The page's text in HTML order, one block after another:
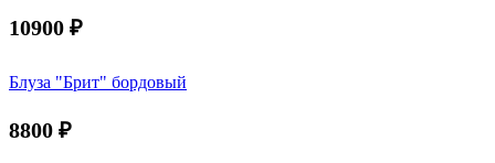
10900 ₽
Блуза "Брит" бордовый
8800 ₽